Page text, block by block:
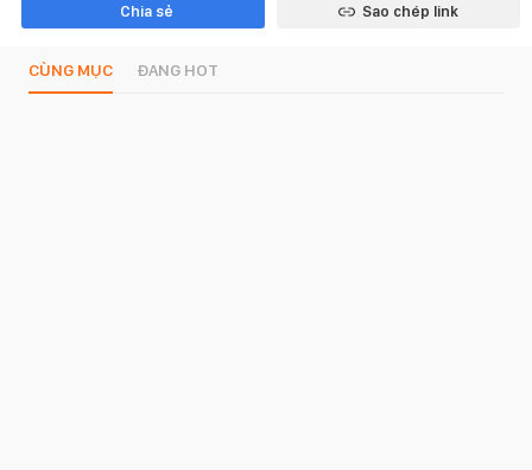
Chia sẻ Sao chép link
CÙNG MỤC ĐANG HOT